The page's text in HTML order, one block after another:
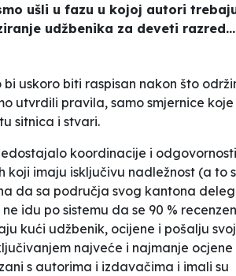
ušli u fazu u kojoj autori
udžbenika za deveti razred...
uskoro biti raspisan nakon što
utvrdili pravila, samo smjernice koje
sitnica i stvari.
koordinacije i
koji imaju isključivu nadležnost (a to
da sa područja svog kantona
idu po sistemu da se 90 %
kući udžbenik, ocijene i pošalju
najveće i najmanje ocjene
s autorima i izdavačima i imali su